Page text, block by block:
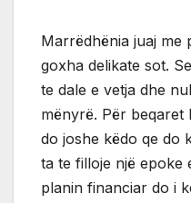
Marrëdhënia juaj me
goxha delikate sot.
te dale e vetja dhe
mënyrë. Për beqaret
do joshe këdo qe do
ta te filloje një epoke
planin financiar do i